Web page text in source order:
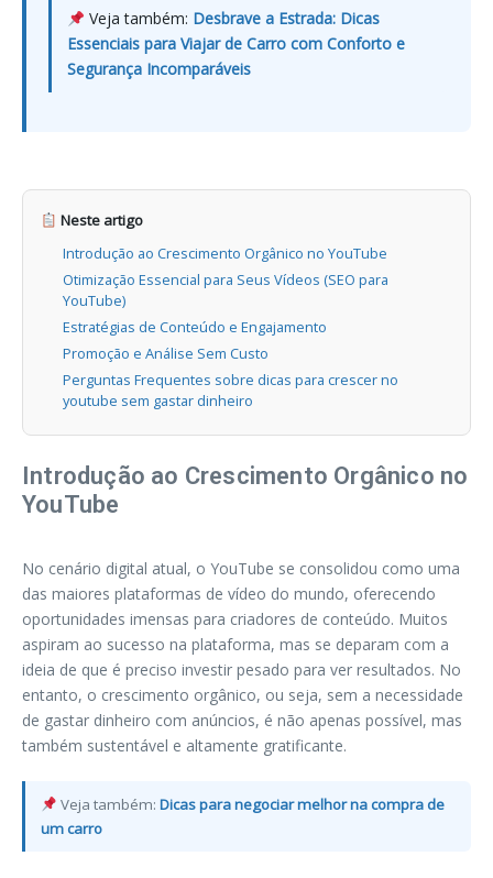
Veja também: Desbrave a Estrada: Dicas
Essenciais para Viajar de Carro com Conforto e
Segurança Incomparáveis
Neste artigo
Introdução ao Crescimento Orgânico no YouTube
Otimização Essencial para Seus Vídeos (SEO para
YouTube)
Estratégias de Conteúdo e Engajamento
Promoção e Análise Sem Custo
Perguntas Frequentes sobre dicas para crescer no
youtube sem gastar dinheiro
Introdução ao Crescimento Orgânico no
YouTube
No cenário digital atual, o YouTube se consolidou como uma
das maiores plataformas de vídeo do mundo, oferecendo
oportunidades imensas para criadores de conteúdo. Muitos
aspiram ao sucesso na plataforma, mas se deparam com a
ideia de que é preciso investir pesado para ver resultados. No
entanto, o crescimento orgânico, ou seja, sem a necessidade
de gastar dinheiro com anúncios, é não apenas possível, mas
também sustentável e altamente gratificante.
Veja também:Dicas para negociar melhor na compra de
um carro